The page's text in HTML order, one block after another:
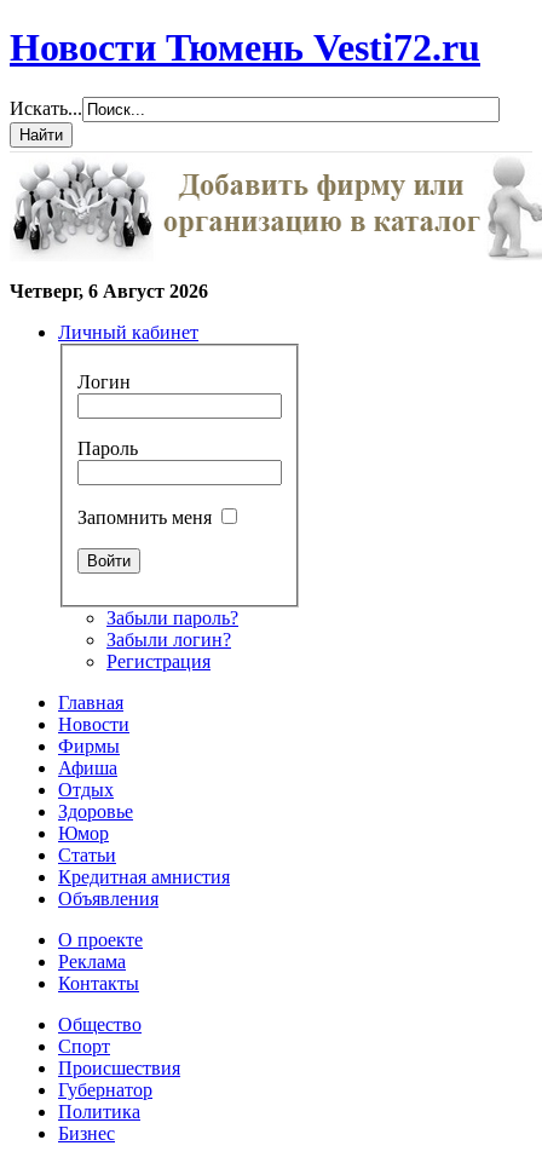
Новости Тюмень Vesti72.ru
Искать...
Четверг, 6 Август 2026
Личный кабинет
Логин
Пароль
Запомнить меня
Забыли пароль?
Забыли логин?
Регистрация
Главная
Новости
Фирмы
Афиша
Отдых
Здоровье
Юмор
Статьи
Кредитная амнистия
Объявления
О проекте
Реклама
Контакты
Общество
Спорт
Происшествия
Губернатор
Политика
Бизнес